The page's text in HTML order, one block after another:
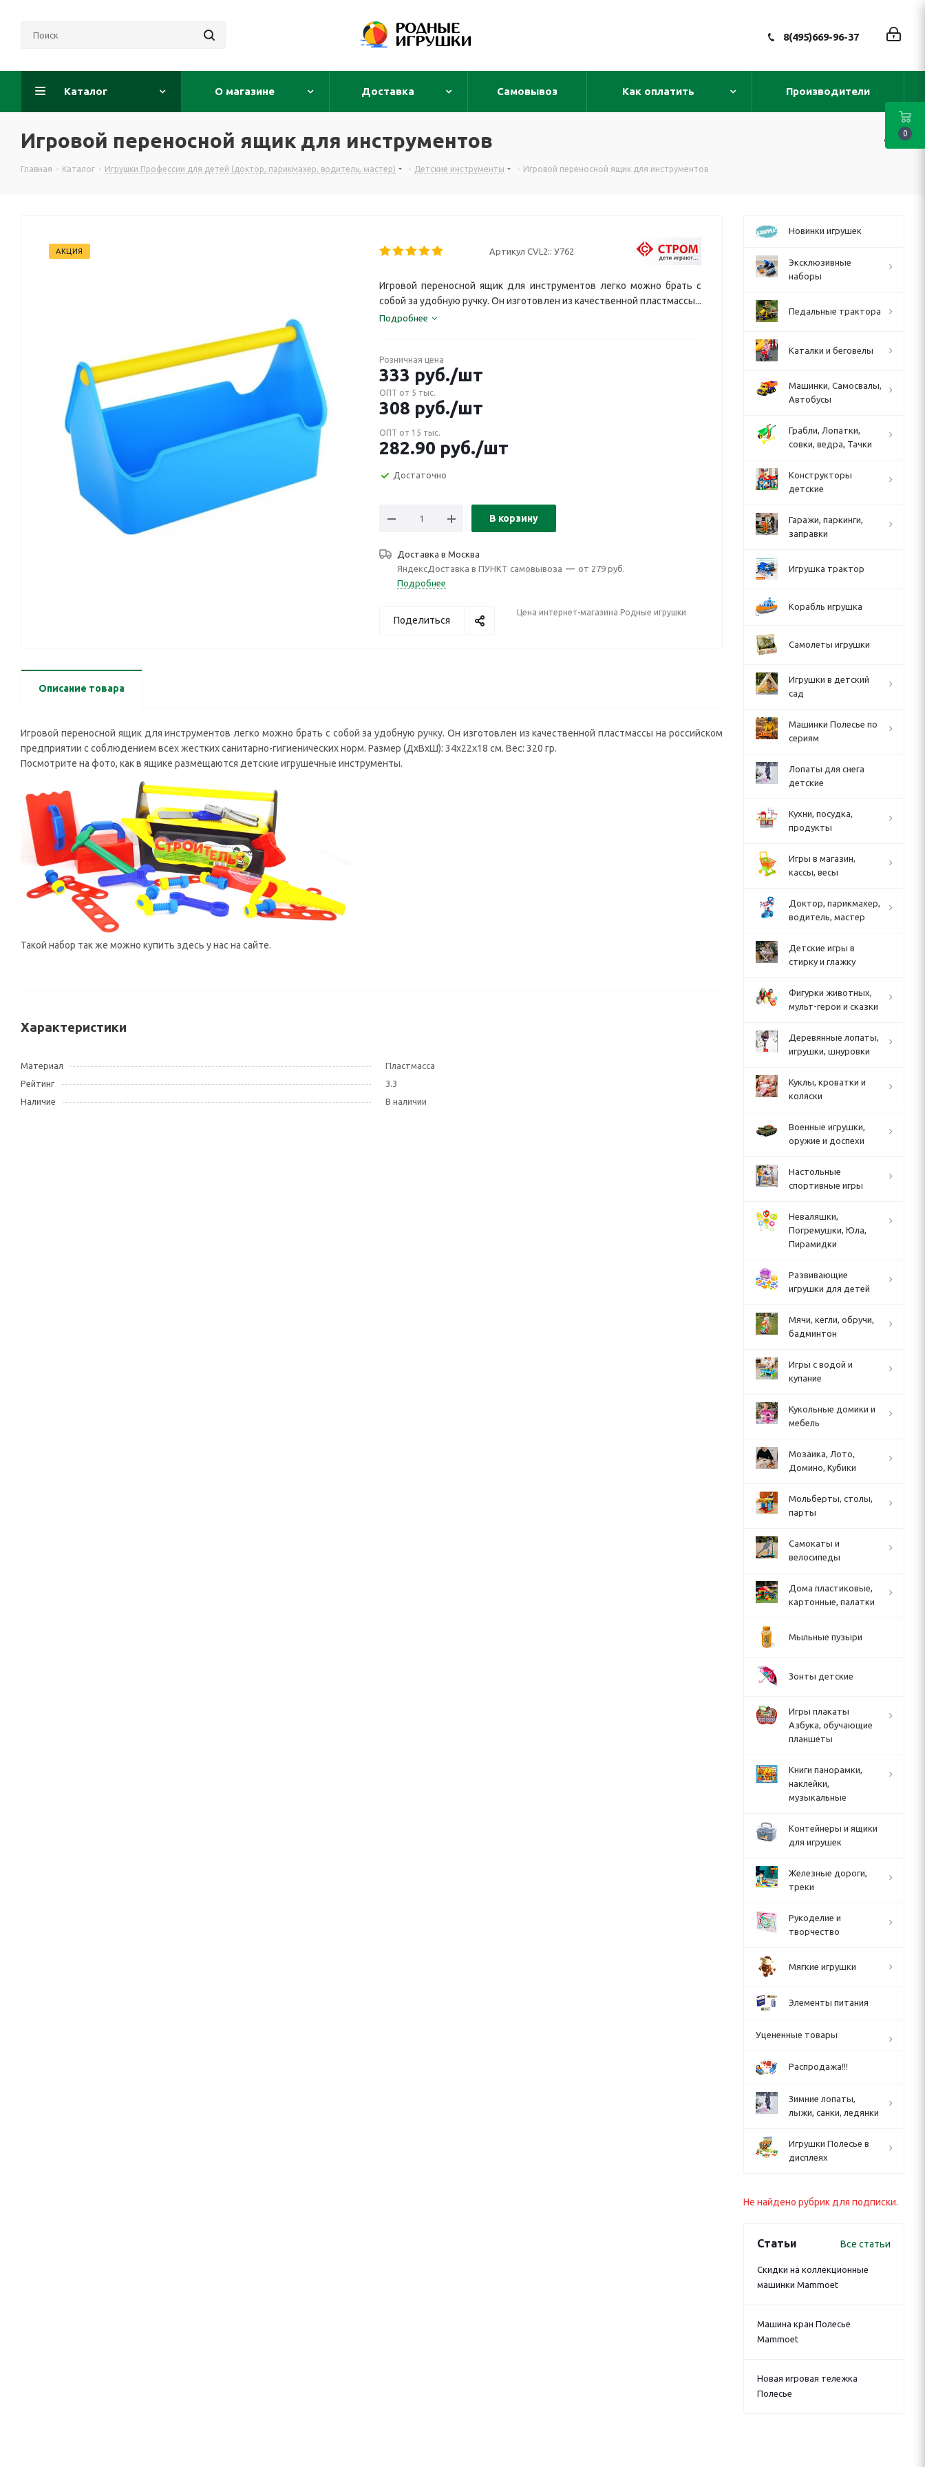
8(495)669-96-37
Каталог О магазине Доставка Самовывоз Как оплатить Производители
Игровой переносной ящик для инструментов
Главная - Каталог - Игрушки Профессии для детей (доктор, парикмахер, водитель, мастер) - Детские инструменты - Игровой переносной ящик для инструментов
АКЦИЯ Артикул CVL2:: У762
Игровой переносной ящик для инструментов легко можно брать с
собой за удобную ручку. Он изготовлен из качественной пластмассы...
Подробнее
Розничная цена
333 руб./шт
ОПТ от 5 тыс.
308 руб./шт
ОПТ от 15 тыс.
282.90 руб./шт
Достаточно
В корзину
Доставка в Москва
ЯндексДоставка в ПУНКТ самовывоза — от 279 руб.
Подробнее
Поделиться
Цена интернет-магазина Родные игрушки
Описание товара
Игровой переносной ящик для инструментов легко можно брать с собой за удобную ручку. Он изготовлен из качественной пластмассы на российском
предприятии с соблюдением всех жестких санитарно-гигиенических норм. Размер (ДxВxШ): 34x22x18 см. Вес: 320 гр.
Посмотрите на фото, как в ящике размещаются детские игрушечные инструменты.
Такой набор так же можно купить здесь у нас на сайте.
Характеристики
Материал
Пластмасса
Рейтинг
3.3
Наличие
В наличии
Новинки игрушек
Эксклюзивные
наборы
Педальные трактора
Каталки и беговелы
Машинки, Самосвалы,
Автобусы
Грабли, Лопатки,
совки, ведра, Тачки
Конструкторы
детские
Гаражи, паркинги,
заправки
Игрушка трактор
Корабль игрушка
Самолеты игрушки
Игрушки в детский
сад
Машинки Полесье по
сериям
Лопаты для снега
детские
Кухни, посудка,
продукты
Игры в магазин,
кассы, весы
Доктор, парикмахер,
водитель, мастер
Детские игры в
стирку и глажку
Фигурки животных,
мульт-герои и сказки
Деревянные лопаты,
игрушки, шнуровки
Куклы, кроватки и
коляски
Военные игрушки,
оружие и доспехи
Настольные
спортивные игры
Неваляшки,
Погремушки, Юла,
Пирамидки
Развивающие
игрушки для детей
Мячи, кегли, обручи,
бадминтон
Игры с водой и
купание
Кукольные домики и
мебель
Мозаика, Лото,
Домино, Кубики
Мольберты, столы,
парты
Cамокаты и
велосипеды
Дома пластиковые,
картонные, палатки
Мыльные пузыри
Зонты детские
Игры плакаты
Азбука, обучающие
планшеты
Книги панорамки,
наклейки,
музыкальные
Контейнеры и ящики
для игрушек
Железные дороги,
треки
Рукоделие и
творчество
Мягкие игрушки
Элементы питания
Уцененные товары
Распродажа!!!
Зимние лопаты,
лыжи, санки, ледянки
Игрушки Полесье в
дисплеях
Не найдено рубрик для подписки.
Статьи Все статьи
Скидки на коллекционные
машинки Mammoet
Машина кран Полесье
Mammoet
Новая игровая тележка
Полесье
0